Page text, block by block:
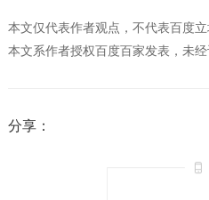
本文仅代表作者观点，不代表百度立
本文系作者授权百度百家发表，未经
分享：